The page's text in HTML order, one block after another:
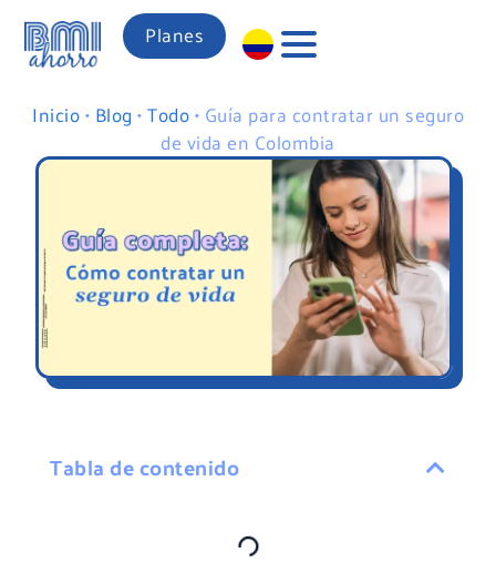
Planes
Inicio• Blog •Todo• Guía para contratar un seguro
de vida en Colombia
Tabla de contenido